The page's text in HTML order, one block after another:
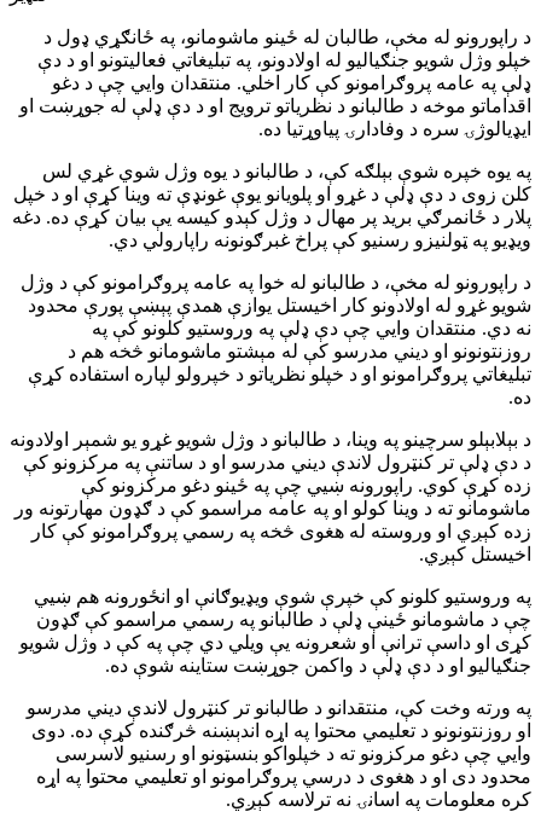
د راپورونو له مخې، طالبان له ځینو ماشومانو، په ځانګړي ډول د
خپلو وژل شویو جنګیالیو له اولادونو، په تبلیغاتي فعالیتونو او د دې
ډلې په عامه پروګرامونو کې کار اخلي. منتقدان وایي چې د دغو
اقداماتو موخه د طالبانو د نظریاتو ترویج او د دې ډلې له جوړښت او
ایډیالوژۍ سره د وفادارۍ پیاوړتیا ده.
په یوه خپره شوې بېلګه کې، د طالبانو د یوه وژل شوي غړي لس
کلن زوی د دې ډلې د غړو او پلویانو یوې غونډې ته وینا کړې او د خپل
پلار د ځانمرګي برید پر مهال د وژل کېدو کیسه یې بیان کړې ده. دغه
ویډیو په ټولنیزو رسنیو کې پراخ غبرګونونه راپارولي دي.
د راپورونو له مخې، د طالبانو له خوا په عامه پروګرامونو کې د وژل
شویو غړو له اولادونو کار اخیستل یوازې همدې پېښې پورې محدود
نه دي. منتقدان وایي چې دې ډلې په وروستیو کلونو کې په
روزنتونونو او دیني مدرسو کې له مېشتو ماشومانو څخه هم د
تبلیغاتي پروګرامونو او د خپلو نظریاتو د خپرولو لپاره استفاده کړې
ده.
د بېلابېلو سرچینو په وینا، د طالبانو د وژل شویو غړو یو شمېر اولادونه
د دې ډلې تر کنټرول لاندې دیني مدرسو او د ساتنې په مرکزونو کې
زده کړې کوي. راپورونه ښيي چې په ځینو دغو مرکزونو کې
ماشومانو ته د وینا کولو او په عامه مراسمو کې د ګډون مهارتونه ور
زده کېږي او وروسته له هغوی څخه په رسمي پروګرامونو کې کار
اخیستل کېږي.
په وروستیو کلونو کې خپرې شوې ویډیوګانې او انځورونه هم ښيي
چې د ماشومانو ځینې ډلې د طالبانو په رسمي مراسمو کې ګډون
کړی او داسې ترانې او شعرونه یې ویلي دي چې په کې د وژل شویو
جنګیالیو او د دې ډلې د واکمن جوړښت ستاینه شوې ده.
په ورته وخت کې، منتقدانو د طالبانو تر کنټرول لاندې دیني مدرسو
او روزنتونونو د تعلیمي محتوا په اړه اندېښنه څرګنده کړې ده. دوی
وایي چې دغو مرکزونو ته د خپلواکو بنسټونو او رسنیو لاسرسی
محدود دی او د هغوی د درسي پروګرامونو او تعلیمي محتوا په اړه
کره معلومات په اسانۍ نه ترلاسه کېږي.